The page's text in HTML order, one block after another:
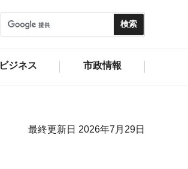
ビジネス 市政情報
最終更新日 2026年7月29日